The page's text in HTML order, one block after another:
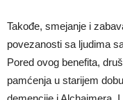
Takođe, smejanje i
povezanosti sa ljudima
Pored ovog benefita,
pamćenja u starijem